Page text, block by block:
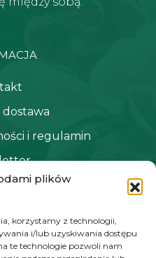
plików
korzystamy z technologii,
i/lub uzyskiwania dostępu
te technologie pozwoli nam
dostawa
i regulamin